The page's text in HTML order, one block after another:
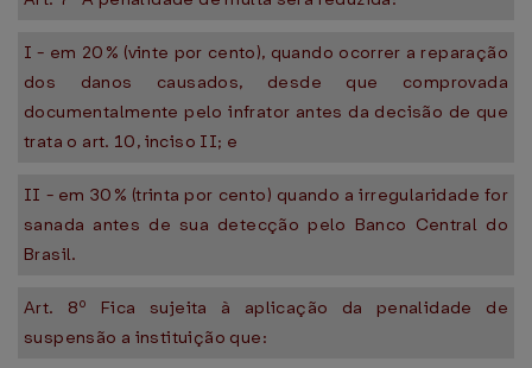
I - em 20% (vinte por cento), quando ocorrer a reparação
dos danos causados, desde que comprovada
documentalmente pelo infrator antes da decisão de que
trata o art. 10, inciso II; e
II - em 30% (trinta por cento) quando a irregularidade for
sanada antes de sua detecção pelo Banco Central do
Brasil.
Art. 8º Fica sujeita à aplicação da penalidade de
suspensão a instituição que: